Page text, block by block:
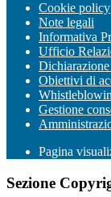
Cookie policy
Note legali
Informativa
Ufficio
Obiettivi di
Gestione
Pagina
Sezione